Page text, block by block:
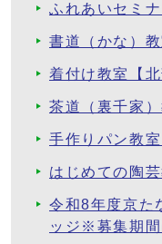
ふれあいセミ
書道（かな）
着付け教室【
茶道（裏千家
手作りパン教
はじめての陶
令和8年度京た
ッジ※募集期間